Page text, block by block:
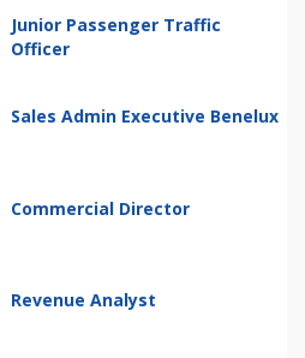
Junior Passenger Traffic
Officer
Sales Admin Executive Benelux
Commercial Director
Revenue Analyst